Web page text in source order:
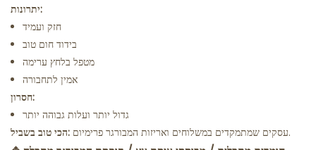
יתרונות:
חזק ועמיד
בידוד חום טוב
מטפל בלחץ ערימה
אמין לתחבורה
חסרון:
גדול יותר ועלות גבוהה יותר
הכי טוב בשביל:
עסקים שמתמקדים במשלוחים ואריזות המבורגר פרימיום.